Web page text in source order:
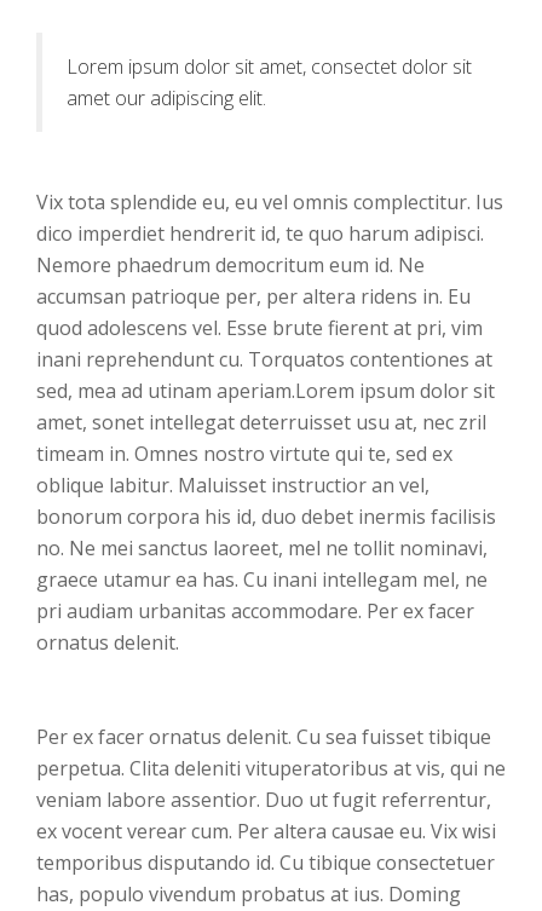
Lorem ipsum dolor sit amet, consectet dolor sit
amet our adipiscing elit.
Vix tota splendide eu, eu vel omnis complectitur. Ius
dico imperdiet hendrerit id, te quo harum adipisci.
Nemore phaedrum democritum eum id. Ne
accumsan patrioque per, per altera ridens in. Eu
quod adolescens vel. Esse brute fierent at pri, vim
inani reprehendunt cu. Torquatos contentiones at
sed, mea ad utinam aperiam.Lorem ipsum dolor sit
amet, sonet intellegat deterruisset usu at, nec zril
timeam in. Omnes nostro virtute qui te, sed ex
oblique labitur. Maluisset instructior an vel,
bonorum corpora his id, duo debet inermis facilisis
no. Ne mei sanctus laoreet, mel ne tollit nominavi,
graece utamur ea has. Cu inani intellegam mel, ne
pri audiam urbanitas accommodare. Per ex facer
ornatus delenit.
Per ex facer ornatus delenit. Cu sea fuisset tibique
perpetua. Clita deleniti vituperatoribus at vis, qui ne
veniam labore assentior. Duo ut fugit referrentur,
ex vocent verear cum. Per altera causae eu. Vix wisi
temporibus disputando id. Cu tibique consectetuer
has, populo vivendum probatus at ius. Doming